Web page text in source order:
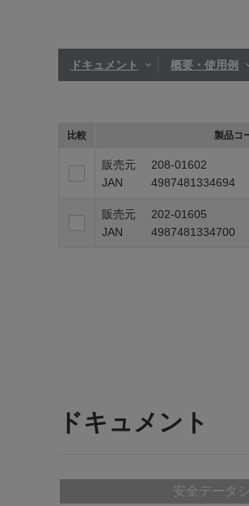
ドキュメント 概要・使用例
比較 製品コ
販売元
208-01602
JAN
4987481334694
販売元
202-01605
JAN
4987481334700
ドキュメント
安全データ